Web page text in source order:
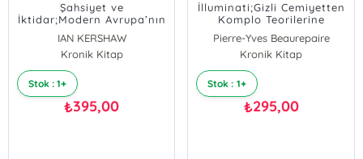
Şahsiyet ve
İktidar;Modern Avrupa’nın
Yıkıcıları ve Kurucuları
IAN KERSHAW
Kronik Kitap
Stok : 1+
₺395,00
İlluminati;Gizli Cemiyetten
Komplo Teorilerine
Pierre-Yves Beaurepaire
Kronik Kitap
Stok : 1+
₺295,00